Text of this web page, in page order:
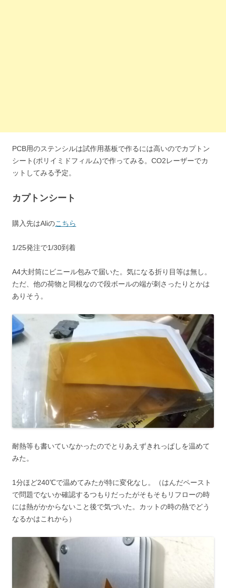
PCB用のステンシルは試作用基板で作るには高いのでカプトン
シート(ポリイミドフィルム)で作ってみる。CO2レーザーでカ
ットしてみる予定。
カプトンシート
購入先はAliのこちら
1/25発注で1/30到着
A4大封筒にビニール包みで届いた。気になる折り目等は無し。
ただ、他の荷物と同根なので段ボールの端が刺さったりとかは
ありそう。
耐熱等も書いていなかったのでとりあえずきれっぱしを温めて
みた。
1分ほど240℃で温めてみたが特に変化なし。（はんだペースト
で問題でないか確認するつもりだったがそもそもリフローの時
には熱がかからないこと後で気づいた。カットの時の熱でどう
なるかはこれから）